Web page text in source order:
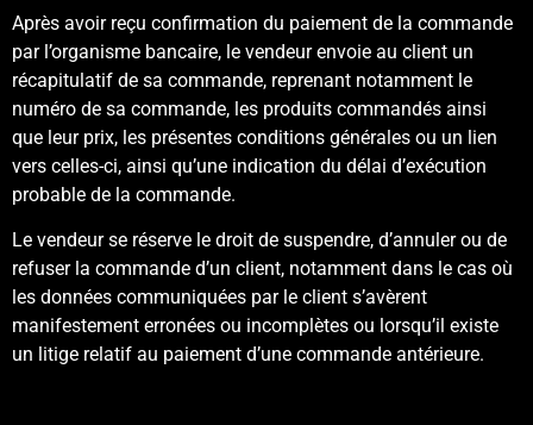
Après avoir reçu confirmation du paiement de la commande
par l’organisme bancaire, le vendeur envoie au client un
récapitulatif de sa commande, reprenant notamment le
numéro de sa commande, les produits commandés ainsi
que leur prix, les présentes conditions générales ou un lien
vers celles-ci, ainsi qu’une indication du délai d’exécution
probable de la commande.
Le vendeur se réserve le droit de suspendre, d’annuler ou de
refuser la commande d’un client, notamment dans le cas où
les données communiquées par le client s’avèrent
manifestement erronées ou incomplètes ou lorsqu’il existe
un litige relatif au paiement d’une commande antérieure.